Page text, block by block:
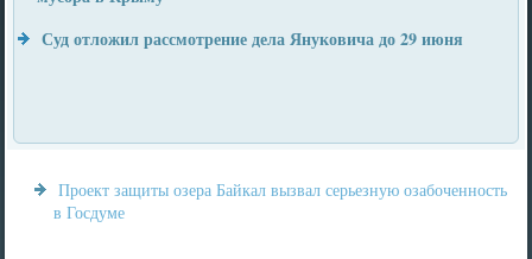
Суд отложил рассмотрение дела Януковича до 29 июня
Проект защиты озера Байкал вызвал серьезную озабоченность
в Госдуме